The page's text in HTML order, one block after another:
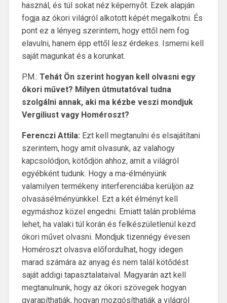
használ, és túl sokat néz képernyőt. Ezek alapján
fogja az ókori világról alkotott képét megalkotni. És
pont ez a lényeg szerintem, hogy ettől nem fog
elavulni, hanem épp ettől lesz érdekes. Ismerni kell
saját magunkat és a korunkat.
P.M.: Tehát Ön szerint hogyan kell olvasni egy
ókori művet? Milyen útmutatóval tudna
szolgálni annak, aki ma kézbe veszi mondjuk
Vergiliust vagy Homéroszt?
Ferenczi Attila: Ezt kell megtanulni és elsajátítani
szerintem, hogy amit olvasunk, az valahogy
kapcsolódjon, kötődjön ahhoz, amit a világról
egyébként tudunk. Hogy a ma-élményünk
valamilyen termékeny interferenciába kerüljön az
olvasásélményünkkel. Ezt a két élményt kell
egymáshoz közel engedni. Emiatt talán probléma
lehet, ha valaki túl korán és felkészületlenül kezd
ókori művet olvasni. Mondjuk tizennégy évesen
Homéroszt olvasva előfordulhat, hogy idegen
marad számára az anyag és nem talál kötődést
saját addigi tapasztalataival. Magyarán azt kell
megtanulnunk, hogy az ókori szövegek hogyan
gyarapíthatják, hogyan mozgósíthatják a világról